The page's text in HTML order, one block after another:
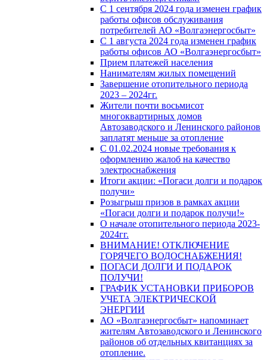
С 1 сентября 2024 года изменен график
работы офисов обслуживания
потребителей АО «Волгаэнергосбыт»
С 1 августа 2024 года изменен график
работы офисов АО «Волгаэнергосбыт»
Прием платежей населения
Нанимателям жилых помещений
Завершение отопительного периода
2023 – 2024гг.
Жители почти восьмисот
многоквартирных домов
Автозаводского и Ленинского районов
заплатят меньше за отопление
С 01.02.2024 новые требования к
оформлению жалоб на качество
электроснабжения
Итоги акции: «Погаси долги и подарок
получи»
Розыгрыш призов в рамках акции
«Погаси долги и подарок получи!»
О начале отопительного периода 2023-
2024гг.
ВНИМАНИЕ! ОТКЛЮЧЕНИЕ
ГОРЯЧЕГО ВОДОСНАБЖЕНИЯ!
ПОГАСИ ДОЛГИ И ПОДАРОК
ПОЛУЧИ!
ГРАФИК УСТАНОВКИ ПРИБОРОВ
УЧЕТА ЭЛЕКТРИЧЕСКОЙ
ЭНЕРГИИ
АО «Волгаэнергосбыт» напоминает
жителям Автозаводского и Ленинского
районов об отдельных квитанциях за
отопление.